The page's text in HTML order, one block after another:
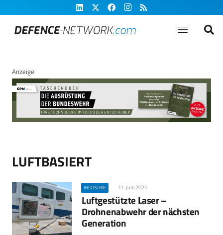
Anzeige
LUFTBASIERT
INDUSTRIE 11. Juni 2025
Luftgestützte Laser –
Drohnenabwehr der nächsten
Generation